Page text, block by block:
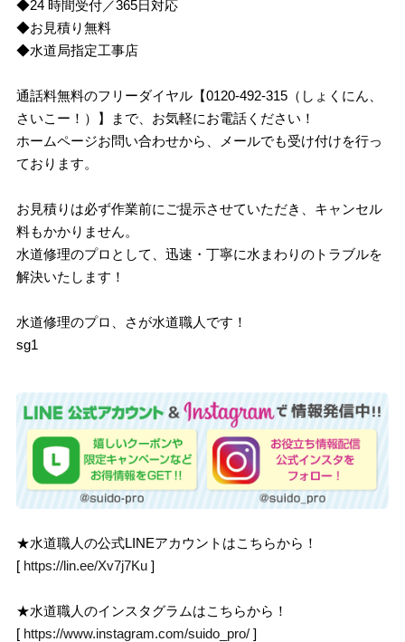
◆24 時間受付／365日対応
◆お見積り無料
◆水道局指定工事店
通話料無料のフリーダイヤル【0120-492-315（しょくにん、
さいこー！）】まで、お気軽にお電話ください！
ホームページお問い合わせから、メールでも受け付けを行っ
ております。
お見積りは必ず作業前にご提示させていただき、キャンセル
料もかかりません。
水道修理のプロとして、迅速・丁寧に水まわりのトラブルを
解決いたします！
水道修理のプロ、さが水道職人です！
sg1
★水道職人の公式LINEアカウントはこちらから！
[ https://lin.ee/Xv7j7Ku ]
★水道職人のインスタグラムはこちらから！
[ https://www.instagram.com/suido_pro/ ]